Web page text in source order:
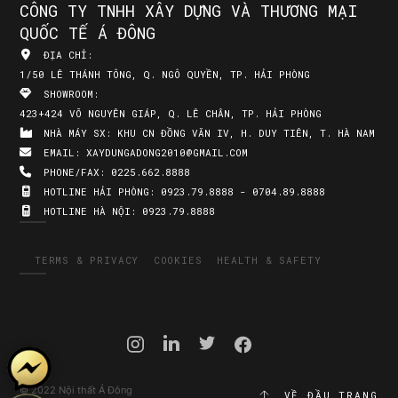
CÔNG TY TNHH XÂY DỰNG VÀ THƯƠNG MẠI
QUỐC TẾ Á ĐÔNG
ĐỊA CHỈ:
1/50 LÊ THÁNH TÔNG, Q. NGÔ QUYỀN, TP. HẢI PHÒNG
SHOWROOM:
423+424 VÕ NGUYÊN GIÁP, Q. LÊ CHÂN, TP. HẢI PHÒNG
NHÀ MÁY SX: KHU CN ĐỒNG VĂN IV, H. DUY TIÊN, T. HÀ NAM
EMAIL: XAYDUNGADONG2010@GMAIL.COM
PHONE/FAX: 0225.662.8888
HOTLINE HẢI PHÒNG: 0923.79.8888 - 0704.89.8888
HOTLINE HÀ NỘI: 0923.79.8888
TERMS & PRIVACY COOKIES HEALTH & SAFETY
© 2022 Nội thất Á Đông VỀ ĐẦU TRANG